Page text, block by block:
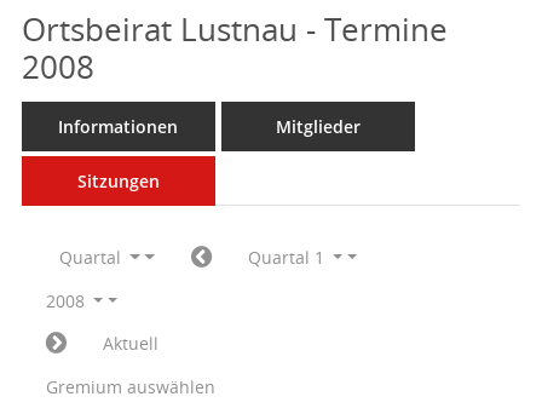
Ortsbeirat Lustnau - Termine
2008
Informationen Mitglieder
Sitzungen
Quartal
Quartal 1
2008
Aktuell
Gremium auswählen